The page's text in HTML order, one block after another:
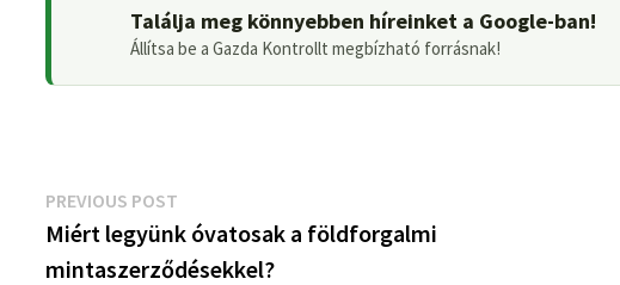
Találja meg könnyebben híreinket a Google-ban!
Állítsa be a Gazda Kontrollt megbízható forrásnak!
Bejegyzés
navigáció
PREVIOUS POST
post:
Miért legyünk óvatosak a földforgalmi
mintaszerződésekkel?